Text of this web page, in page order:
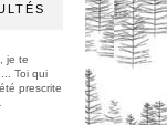
je te
Toi qui
prescrite